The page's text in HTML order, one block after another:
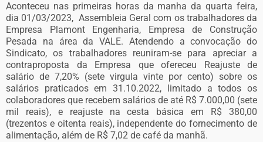
Aconteceu nas primeiras horas da manha da quarta feira,
dia 01/03/2023, Assembleia Geral com os trabalhadores da
Empresa Plamont Engenharia, Empresa de Construção
Pesada na área da VALE. Atendendo a convocação do
Sindicato, os trabalhadores reuniram-se para apreciar a
contraproposta da Empresa que ofereceu Reajuste de
salário de 7,20% (sete virgula vinte por cento) sobre os
salários praticados em 31.10.2022, limitado a todos os
colaboradores que recebem salários de até R$ 7.000,00 (sete
mil reais), e reajuste na cesta básica em R$ 380,00
(trezentos e oitenta reais), independente do fornecimento de
alimentação, além de R$ 7,02 de café da manhã.